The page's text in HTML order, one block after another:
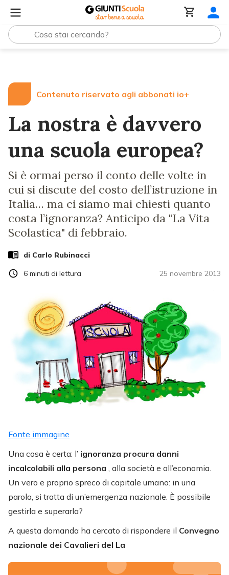
Contenuto riservato agli abbonati io+
La nostra è davvero
una scuola europea?
Si è ormai perso il conto delle volte in
cui si discute del costo dell’istruzione in
Italia… ma ci siamo mai chiesti quanto
costa l’ignoranza? Anticipo da "La Vita
Scolastica" di febbraio.
di Carlo Rubinacci
25 novembre 2013
6 minuti di lettura
Fonte immagine
Una cosa è certa: l’ ignoranza procura danni
incalcolabili alla persona , alla società e all’economia.
Un vero e proprio spreco di capitale umano: in una
parola, si tratta di un’emergenza nazionale. È possibile
gestirla e superarla?
A questa domanda ha cercato di rispondere il Convegno
nazionale dei Cavalieri del La